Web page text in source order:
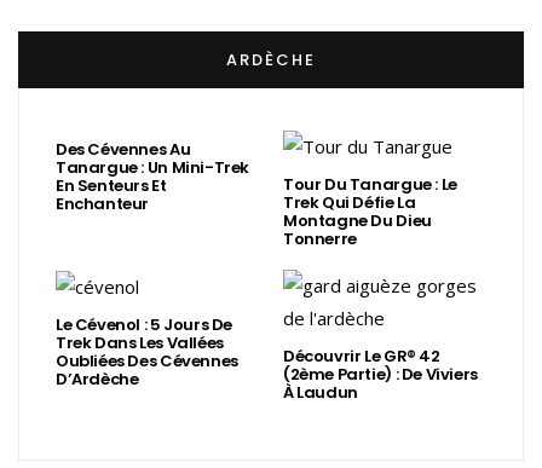
ARDÈCHE
Des Cévennes Au
Tanargue : Un Mini-Trek
En Senteurs Et
Enchanteur
Tour Du Tanargue : Le
Trek Qui Défie La
Montagne Du Dieu
Tonnerre
Le Cévenol : 5 Jours De
Trek Dans Les Vallées
Oubliées Des Cévennes
D’Ardèche
Découvrir Le GR® 42
(2ème Partie) : De Viviers
À Laudun